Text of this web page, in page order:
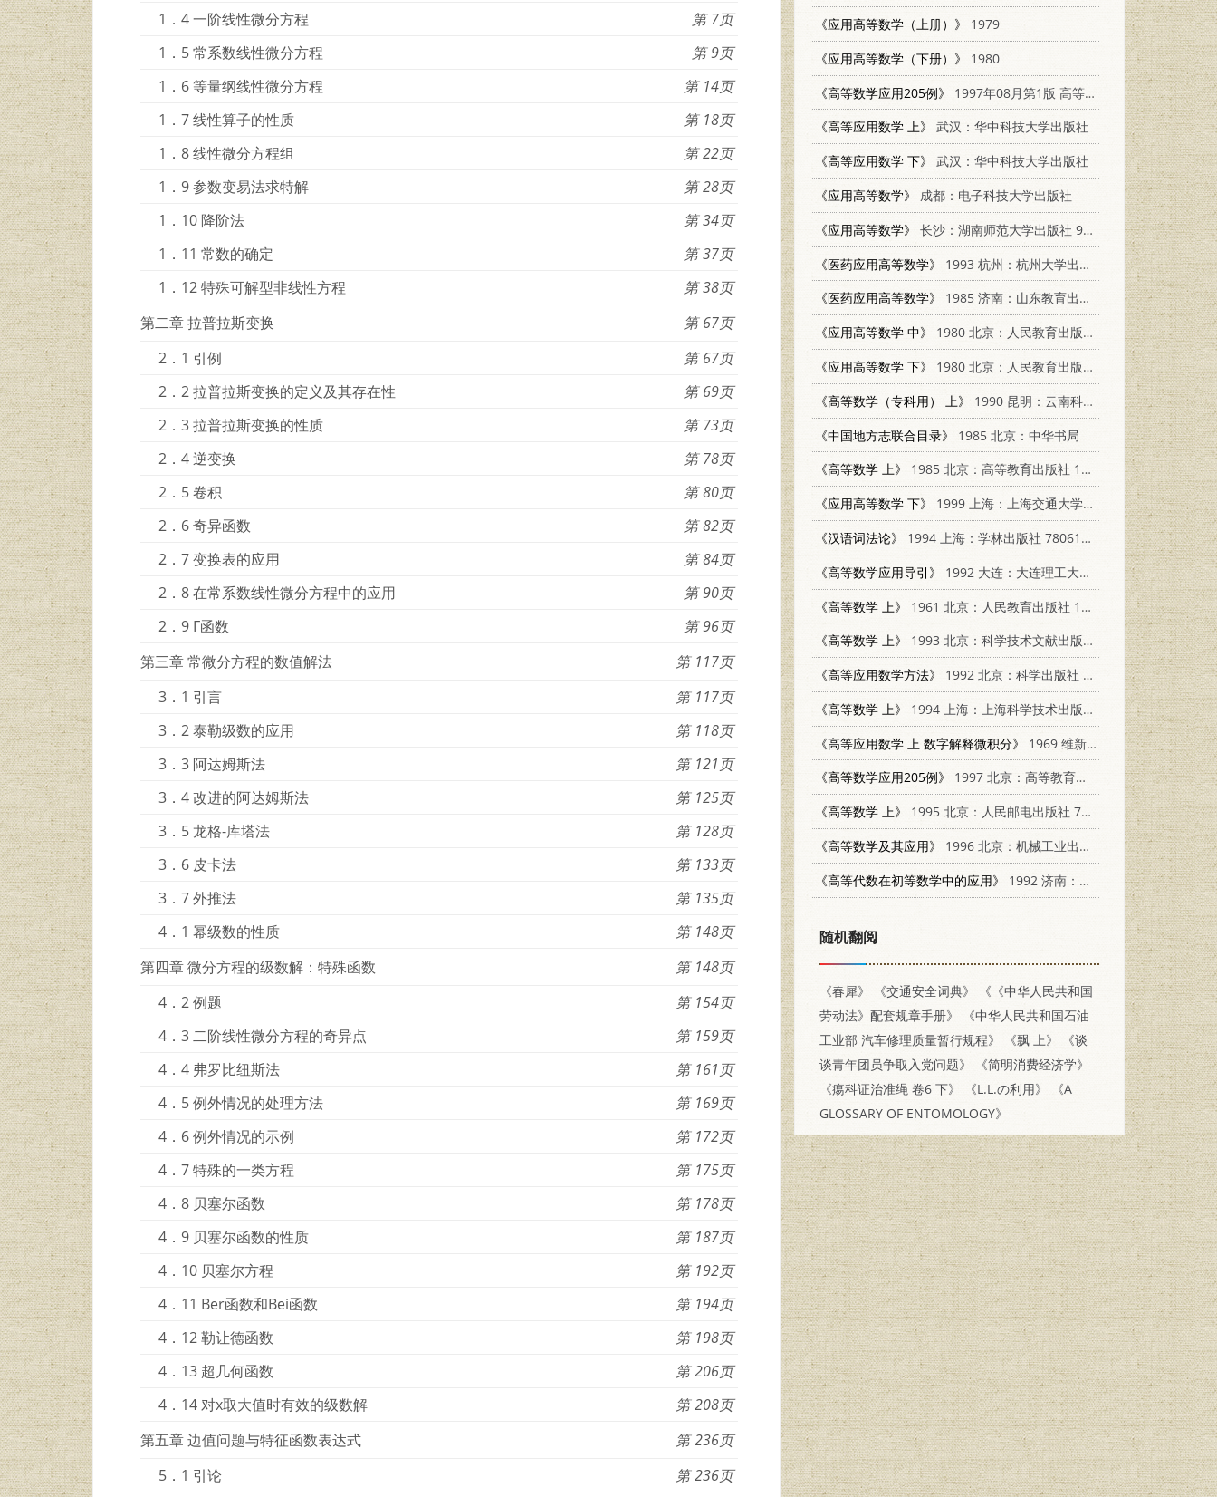
1．4 一阶线性微分方程
7
1．5 常系数线性微分方程
9
1．6 等量纲线性微分方程
14
1．7 线性算子的性质
18
1．8 线性微分方程组
22
1．9 参数变易法求特解
28
1．10 降阶法
34
1．11 常数的确定
37
1．12 特殊可解型非线性方程
38
第二章 拉普拉斯变换
67
2．1 引例
67
2．2 拉普拉斯变换的定义及其存在性
69
2．3 拉普拉斯变换的性质
73
2．4 逆变换
78
2．5 卷积
80
2．6 奇异函数
82
2．7 变换表的应用
84
2．8 在常系数线性微分方程中的应用
90
2．9 Γ函数
96
第三章 常微分方程的数值解法
117
3．1 引言
117
3．2 泰勒级数的应用
118
3．3 阿达姆斯法
121
3．4 改进的阿达姆斯法
125
3．5 龙格-库塔法
128
3．6 皮卡法
133
3．7 外推法
135
4．1 幂级数的性质
148
第四章 微分方程的级数解：特殊函数
148
4．2 例题
154
4．3 二阶线性微分方程的奇异点
159
4．4 弗罗比纽斯法
161
4．5 例外情况的处理方法
169
4．6 例外情况的示例
172
4．7 特殊的一类方程
175
4．8 贝塞尔函数
178
4．9 贝塞尔函数的性质
187
4．10 贝塞尔方程
192
4．11 Ber函数和Bei函数
194
4．12 勒让德函数
198
4．13 超几何函数
206
4．14 对x取大值时有效的级数解
208
第五章 边值问题与特征函数表达式
236
5．1 引论
236
《应用高等数学（上册）》
1979
《应用高等数学（下册）》
1980
《高等数学应用205例》
1997年08月第1版 高等教育出版社
《高等应用数学 上》
武汉：华中科技大学出版社
《高等应用数学 下》
武汉：华中科技大学出版社
《应用高等数学》
成都：电子科技大学出版社
《应用高等数学》
长沙：湖南师范大学出版社 9787564805296
《医药应用高等数学》
1993 杭州：杭州大学出版社 7810353438
《医药应用高等数学》
1985 济南：山东教育出版社 13275·27
《应用高等数学 中》
1980 北京：人民教育出版社 13012·0454
《应用高等数学 下》
1980 北京：人民教育出版社 13012·0531
《高等数学（专科用） 上》
1990 昆明：云南科技出版社 7541603066
《中国地方志联合目录》
1985 北京：中华书局
《高等数学 上》
1985 北京：高等教育出版社 13010·01042
《应用高等数学 下》
1999 上海：上海交通大学出版社 731302116X
《汉语词法论》
1994 上海：学林出版社 780616023X
《高等数学应用导引》
1992 大连：大连理工大学出版社 7561105495
《高等数学 上》
1961 北京：人民教育出版社 13012·095
《高等数学 上》
1993 北京：科学技术文献出版社 7502319034
《高等应用数学方法》
1992 北京：科学出版社 7030027124
《高等数学 上》
1994 上海：上海科学技术出版社 7532335291
《高等应用数学 上 数字解释微积分》
1969 维新书局
《高等数学应用205例》
1997 北京：高等教育出版社 7040058022
《高等数学 上》
1995 北京：人民邮电出版社 7115056706
《高等数学及其应用》
1996 北京：机械工业出版社 7111048784
《高等代数在初等数学中的应用》
1992 济南：山东教育出版社 7532815315
随机翻阅
《春犀》 《交通安全词典》
《《中华人民共和国
劳动法》配套规章手册》
《中华人民共和国石油
工业部 汽车修理质量暂行规程》
《飘 上》
《谈
谈青年团员争取入党问题》
《简明消费经济学》
《痬科证治准绳 卷6 下》
《L.L.の利用》
《A
GLOSSARY OF ENTOMOLOGY》